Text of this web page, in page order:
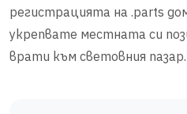
регистрацията на .parts
укрепвате местната си
врати към световния пазар.